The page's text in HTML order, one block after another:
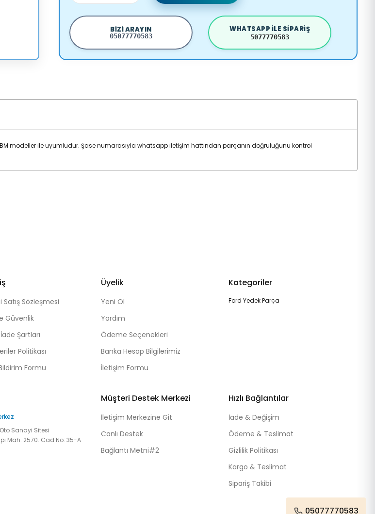
BIZI ARAYIN
05077770583
WHATSAPP ILE SIPARIŞ
5077770583
BM modeller ile uyumludur. Şase numarasıyla whatsapp iletişim hattından parçanın doğruluğunu kontrol
Satış Sözleşmesi
Güvenlik
Şartları
Politikası
Formu
Üyelik
Yeni Ol
Yardım
Ödeme Seçenekleri
Banka Hesap Bilgilerimiz
İletişim Formu
Kategoriler
Ford Yedek Parça
Sanayi Sitesi
Mah. 2570. Cad No: 35-A
Müşteri Destek Merkezi
İletişim Merkezine Git
Canlı Destek
Bağlantı Metni#2
Hızlı Bağlantılar
İade & Değişim
Ödeme & Teslimat
Gizlilik Politikası
Kargo & Teslimat
Sipariş Takibi
05077770583